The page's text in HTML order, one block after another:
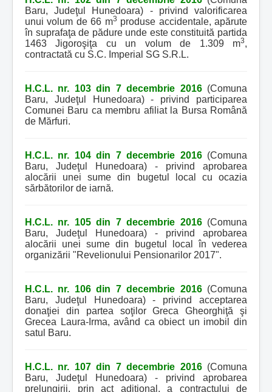
Baru, Judeţul Hunedoara) - privind valorificarea
unui volum de 66 m3 produse accidentale, apărute
în suprafaţa de pădure unde este constituită partida
1463 Jigoroşiţa cu un volum de 1.309 m3,
contractată cu S.C. Imperial SG S.R.L.
H.C.L. nr. 103 din 7 decembrie 2016(Comuna
Baru, Judeţul Hunedoara) - privind participarea
Comunei Baru ca membru afiliat la Bursa Română
de Mărfuri.
H.C.L. nr. 104 din 7 decembrie 2016(Comuna
Baru, Judeţul Hunedoara) - privind aprobarea
alocării unei sume din bugetul local cu ocazia
sărbătorilor de iarnă.
H.C.L. nr. 105 din 7 decembrie 2016(Comuna
Baru, Judeţul Hunedoara) - privind aprobarea
alocării unei sume din bugetul local în vederea
organizării "Revelionului Pensionarilor 2017".
H.C.L. nr. 106 din 7 decembrie 2016(Comuna
Baru, Judeţul Hunedoara) - privind acceptarea
donaţiei din partea soţilor Greca Gheorghiţă şi
Grecea Laura-Irma, având ca obiect un imobil din
satul Baru.
H.C.L. nr. 107 din 7 decembrie 2016(Comuna
Baru, Judeţul Hunedoara) - privind aprobarea
prelungirii, prin act adiţional, a contractului de